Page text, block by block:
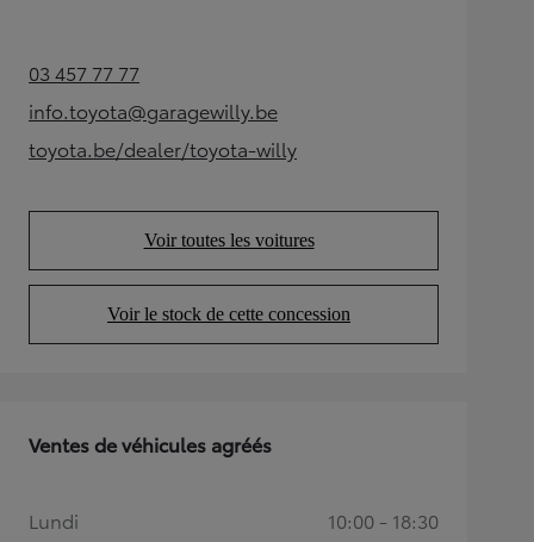
03 457 77 77(Opens in new tab)
info.toyota@garagewilly.be
(Opens in new tab)
toyota.be/dealer/toyota-willy
(Opens in new tab)
Voir toutes les voitures
(Opens in new tab)
Voir le stock de cette concession
(Opens in new tab)
Ventes de véhicules agréés
Lundi 10:00 - 18:30